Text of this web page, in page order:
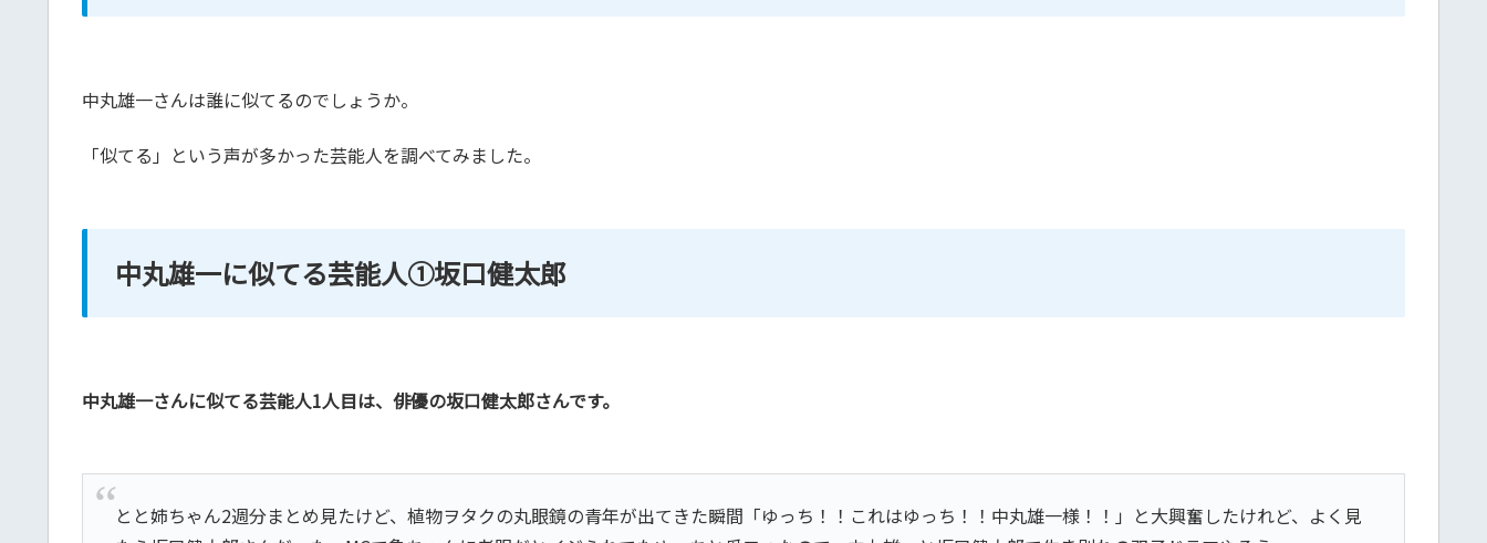
中丸雄一さんは誰に似てるのでしょうか。
「似てる」という声が多かった芸能人を調べてみました。
中丸雄一に似てる芸能人①坂口健太郎
中丸雄一さんに似てる芸能人1人目は、俳優の坂口健太郎さんです。
とと姉ちゃん2週分まとめ見たけど、植物ヲタクの丸眼鏡の青年が出てきた瞬間「ゆっち！！これはゆっち！！中丸雄一様！！」と大興奮したけれど、よく見